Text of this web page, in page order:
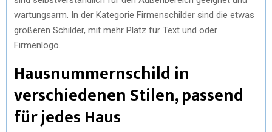
wartungsarm. In der Kategorie Firmenschilder sind die etwas
größeren Schilder, mit mehr Platz für Text und oder
Firmenlogo.
Hausnummernschild in
verschiedenen Stilen, passend
für jedes Haus